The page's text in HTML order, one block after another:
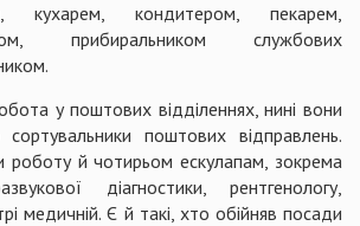
кухарем, кондитером, пекарем,
прибиральником службових
у поштових відділеннях, нині вони
поштових відправлень.
роботу й чотирьом ескулапам, зокрема
діагностики, рентгенологу,
медичній. Є й такі, хто обійняв посади